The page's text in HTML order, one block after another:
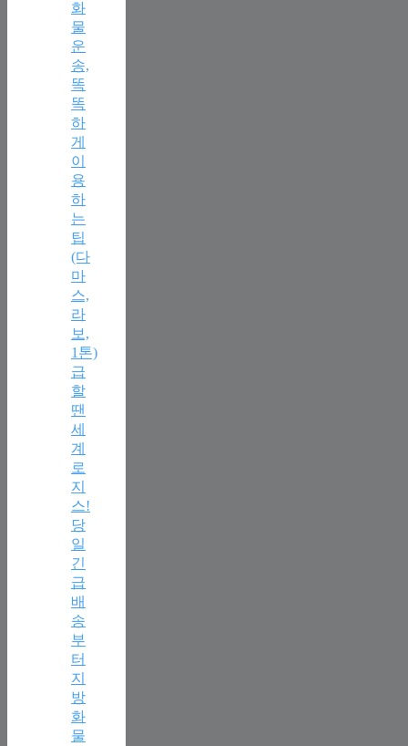
화
물
운
송,
똑
똑
하
게
이
용
하
는
팁
(다
마
스,
라
보,
1톤)
급
할
땐
세
계
로
지
스!
당
일
긴
급
배
송
부
터
지
방
화
물